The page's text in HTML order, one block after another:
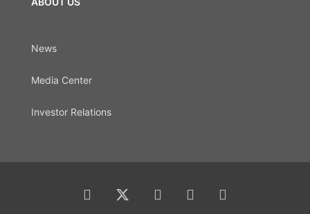
News
Media Center
Investor Relations